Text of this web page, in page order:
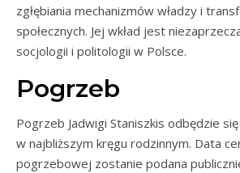
zgłębiania mechanizmów władzy i
społecznych. Jej wkład jest
socjologii i politologii w Polsce.
Pogrzeb
Pogrzeb Jadwigi Staniszkis odbędzie
w najbliższym kręgu rodzinnym. Data
pogrzebowej zostanie podana